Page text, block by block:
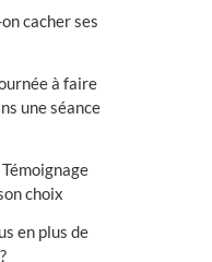
cacher ses
à faire
une séance
choix
en plus de